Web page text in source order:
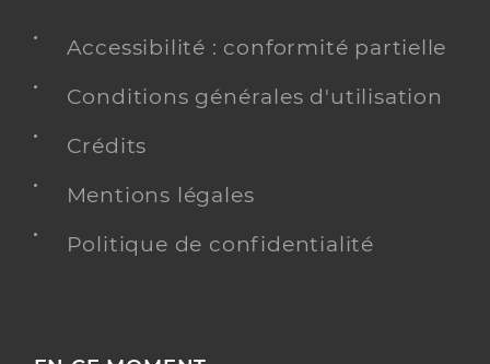
Accessibilité : conformité partielle
Conditions générales d'utilisation
Crédits
Mentions légales
Politique de confidentialité